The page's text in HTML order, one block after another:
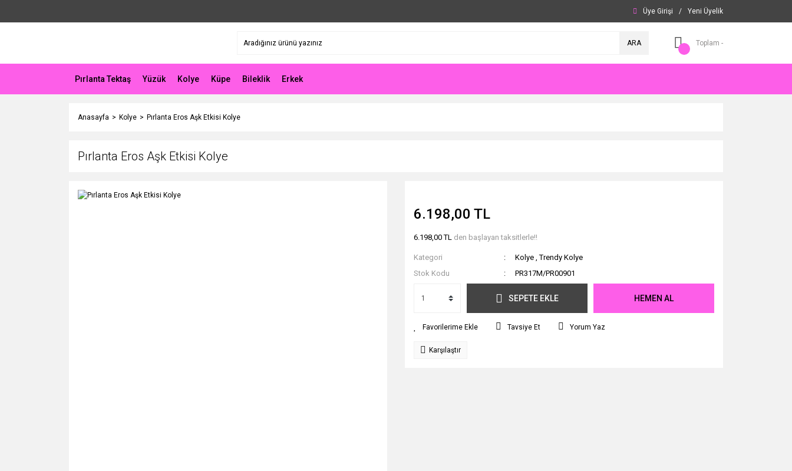
Üye Girişi / Yeni Üyelik
ARA Toplam -
Pırlanta Tektaş Yüzük Kolye Küpe Bileklik Erkek
Anasayfa Kolye Pırlanta Eros Aşk Etkisi Kolye
Pırlanta Eros Aşk Etkisi Kolye
6.198,00 TL
6.198,00 TL den başlayan taksitlerle!!
Kategori Kolye ,Trendy Kolye
Stok Kodu
PR317M/PR00901
SEPETE EKLE HEMEN AL
Tavsiye Et Yorum Yaz
Karşılaştır